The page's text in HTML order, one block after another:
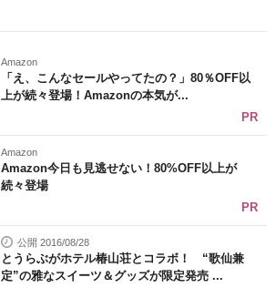
Amazon
「え、こんなセールやってたの？」80％OFF以
上が続々登場！Amazonの本気が...
PR
Amazon
Amazon今日も見逃せない！80%OFF以上が
続々登場
PR
公開 2016/08/28
とうらぶがホテル椿山荘とコラボ！ “歌仙兼
定”の雅なスイーツ＆グッズが限定発売 ...